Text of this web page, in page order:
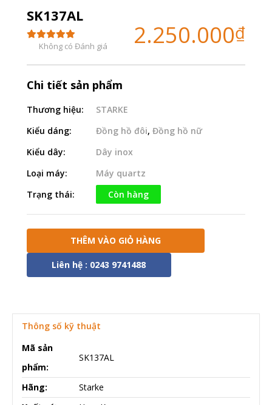
SK137AL
Không có Đánh giá 2.250.000₫
Chi tiết sản phẩm
Thương hiệu:
STARKE
Kiểu dáng:
Đồng hồ đôi, Đồng hồ nữ
Kiểu dây:
Dây inox
Loại máy:
Máy quartz
Trạng thái:
Còn hàng
THÊM VÀO GIỎ HÀNG
Liên hệ : 0243 9741488
Thông số kỹ thuật
Mã sản
phẩm:
SK137AL
Hãng:
Starke